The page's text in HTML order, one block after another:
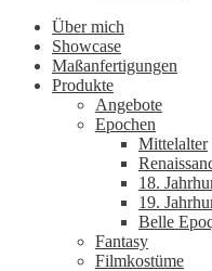
Über mich
Showcase
Maßanfertigungen
Produkte
Angebote
Epochen
Mittelalter
18.
19.
Belle
Fantasy
Filmkostüme